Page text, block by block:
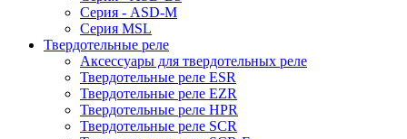
Серия - ASD-M
Серия MSL
Твердотельные реле
Аксессуары для твердотельных реле
Твердотельные реле ESR
Твердотельные реле EZR
Твердотельные реле HPR
Твердотельные реле SCR